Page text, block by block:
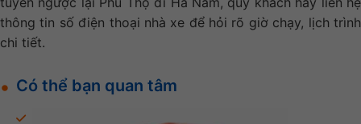
thông tin số điện thoại nhà xe để hỏi rõ giờ chạy, lịch trình
chi tiết.
Có thể bạn quan tâm